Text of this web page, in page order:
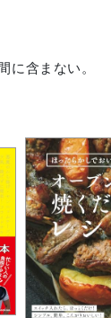
に含まない。